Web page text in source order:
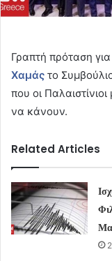
Γραπτή πρόταση
Χαμάς το
που οι
να κάνουν.
Related Articles